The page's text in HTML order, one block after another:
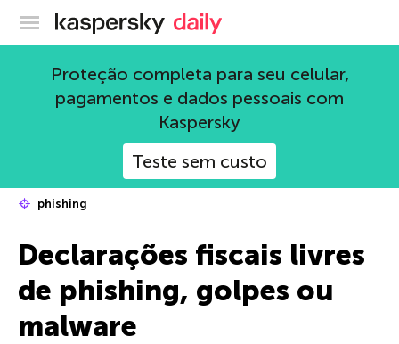
Blog oficial da Kaspersky
Proteção completa para seu celular,
pagamentos e dados pessoais com
Kaspersky
Teste sem custo
phishing
Declarações fiscais livres
de phishing, golpes ou
malware